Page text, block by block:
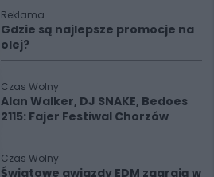
Reklama
Gdzie są najlepsze promocje na
olej?
Czas Wolny
Alan Walker, DJ SNAKE, Bedoes
2115: Fajer Festiwal Chorzów
Czas Wolny
Światowe gwiazdy EDM zagrają w